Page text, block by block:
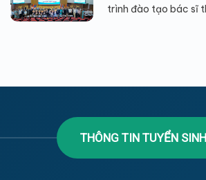
trình đào tạo bác sĩ
THÔNG TIN TUYỂN SINH